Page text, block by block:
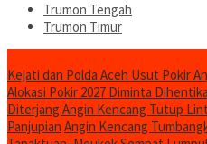
Trumon Tengah
Trumon Timur
Kejati dan Polda Aceh Usut Pokir
Alokasi Pokir 2027 Diminta
Diterjang Angin Kencang Tutup
Panjupian Angin Kencang